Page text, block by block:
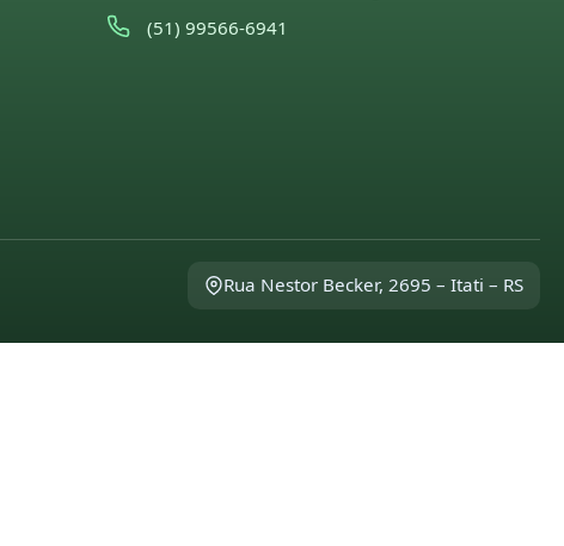
(51) 99566-6941
Rua Nestor Becker, 2695 – Itati – RS